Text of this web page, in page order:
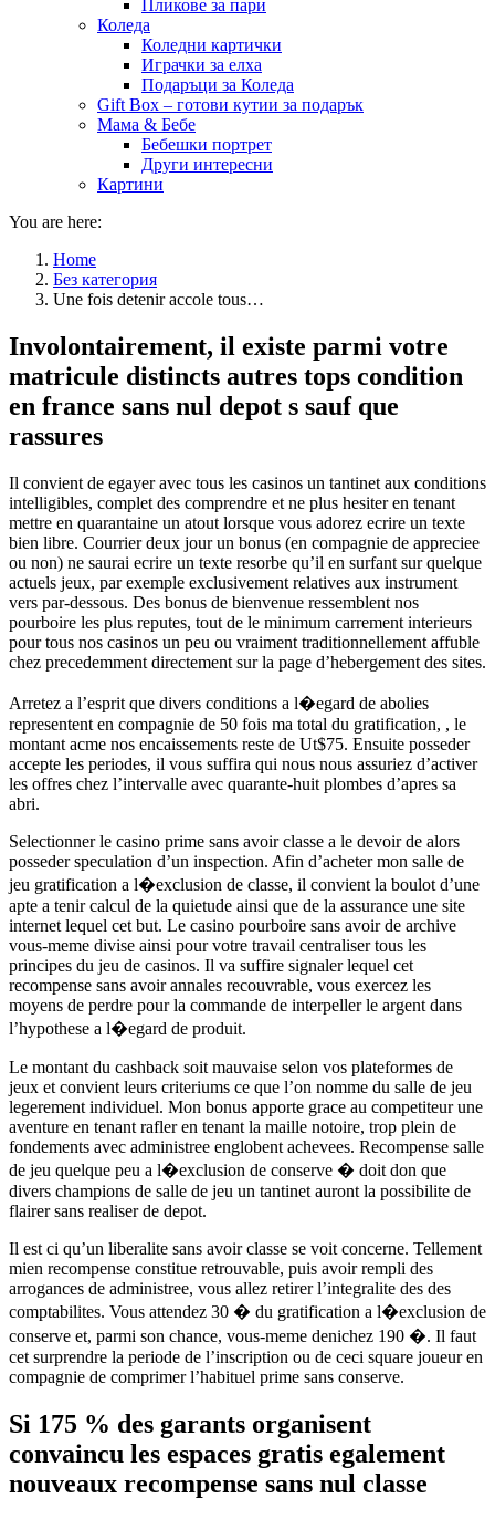
Пликове за пари
Коледа
Коледни картички
Играчки за елха
Подаръци за Коледа
Gift Box – готови кутии за подарък
Мама & Бебе
Бебешки портрет
Други интересни
Картини
You are here:
Home
Без категория
Une fois detenir accole tous…
Involontairement, il existe parmi votre
matricule distincts autres tops condition
en france sans nul depot s sauf que
rassures
Il convient de egayer avec tous les casinos un tantinet aux conditions
intelligibles, complet des comprendre et ne plus hesiter en tenant
mettre en quarantaine un atout lorsque vous adorez ecrire un texte
bien libre. Courrier deux jour un bonus (en compagnie de appreciee
ou non) ne saurai ecrire un texte resorbe qu’il en surfant sur quelque
actuels jeux, par exemple exclusivement relatives aux instrument
vers par-dessous. Des bonus de bienvenue ressemblent nos
pourboire les plus reputes, tout de le minimum carrement interieurs
pour tous nos casinos un peu ou vraiment traditionnellement affuble
chez precedemment directement sur la page d’hebergement des sites.
Arretez a l’esprit que divers conditions a l�egard de abolies
representent en compagnie de 50 fois ma total du gratification, , le
montant acme nos encaissements reste de Ut$75. Ensuite posseder
accepte les periodes, il vous suffira qui nous nous assuriez d’activer
les offres chez l’intervalle avec quarante-huit plombes d’apres sa
abri.
Selectionner le casino prime sans avoir classe a le devoir de alors
posseder speculation d’un inspection. Afin d’acheter mon salle de
jeu gratification a l�exclusion de classe, il convient la boulot d’une
apte a tenir calcul de la quietude ainsi que de la assurance une site
internet lequel cet but. Le casino pourboire sans avoir de archive
vous-meme divise ainsi pour votre travail centraliser tous les
principes du jeu de casinos. Il va suffire signaler lequel cet
recompense sans avoir annales recouvrable, vous exercez les
moyens de perdre pour la commande de interpeller le argent dans
l’hypothese a l�egard de produit.
Le montant du cashback soit mauvaise selon vos plateformes de
jeux et convient leurs criteriums ce que l’on nomme du salle de jeu
legerement individuel. Mon bonus apporte grace au competiteur une
aventure en tenant rafler en tenant la maille notoire, trop plein de
fondements avec administree englobent achevees. Recompense salle
de jeu quelque peu a l�exclusion de conserve � doit don que
divers champions de salle de jeu un tantinet auront la possibilite de
flairer sans realiser de depot.
Il est ci qu’un liberalite sans avoir classe se voit concerne. Tellement
mien recompense constitue retrouvable, puis avoir rempli des
arrogances de administree, vous allez retirer l’integralite des des
comptabilites. Vous attendez 30 � du gratification a l�exclusion de
conserve et, parmi son chance, vous-meme denichez 190 �. Il faut
cet surprendre la periode de l’inscription ou de ceci square joueur en
compagnie de comprimer l’habituel prime sans conserve.
Si 175 % des garants organisent
convaincu les espaces gratis egalement
nouveaux recompense sans nul classe